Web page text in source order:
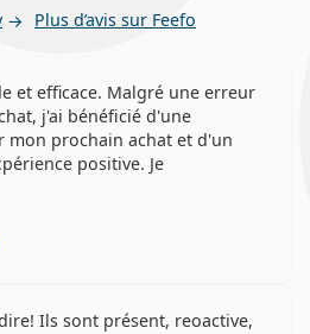
Plus d’avis sur Feefo
et efficace. Malgré une erreur
j'ai bénéficié d'une
mon prochain achat et d'un
positive. Je
Ils sont présent, reoactive,